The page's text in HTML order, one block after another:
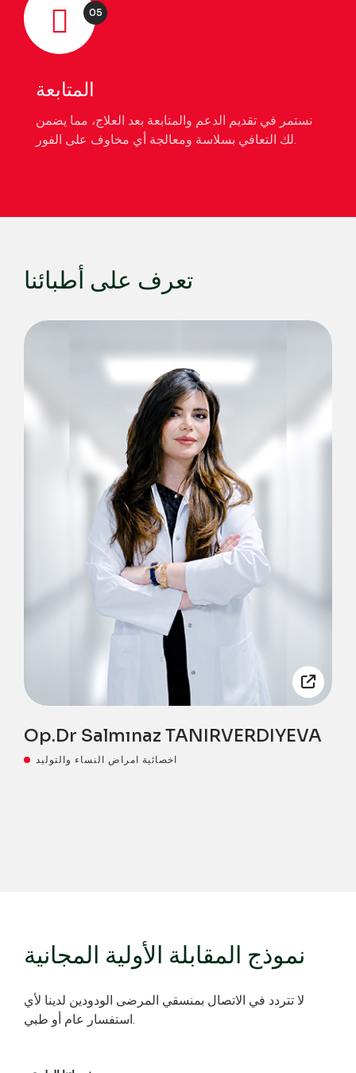
05
المتابعة
نستمر في تقديم الدعم والمتابعة بعد العلاج، مما يضمن
لك التعافي بسلاسة ومعالجة أي مخاوف على الفور.
تعرف على أطبائنا
Op.Dr Salmınaz TANIRVERDIYEVA
اخصائية امراض النساء والتوليد
نموذج المقابلة الأولية المجانية
لا تتردد في الاتصال بمنسقي المرضى الودودين لدينا لأي
استفسار عام أو طبي.